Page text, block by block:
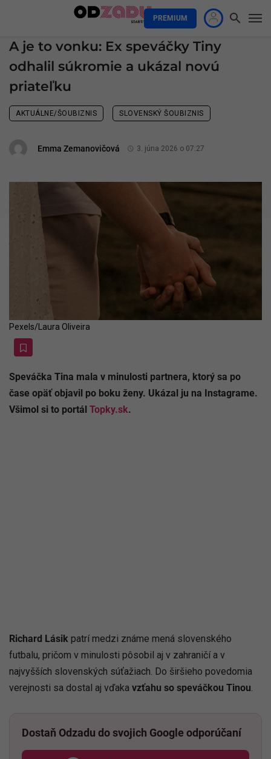
PREMIUM
A je to vonku: Ex speváčky Tiny
odhalil súkromie a ukázal novú
priateľku
AKTUÁLNE/ŠOUBIZNIS SLOVENSKÝ ŠOUBIZNIS
Emma Zemanovičová 3. júna 2026 o 07:27
Pexels/Laura Oliveira
Speváčka Tina mala v minulosti partnera, ktorý sa po
čase opäť objavil po boku ženy. Ukázal ju na Instagrame.
Všimol si to portál Topky.sk.
Richard Lásik patrí medzi známe mená slovenského
futbalu, pričom v minulosti pôsobil aj v zahraničí a v
najvyšších slovenských súťažiach. Do širšieho povedomia
verejnosti sa dostal aj vďaka vzťahu so speváčkou Tinou.
Dostaň Odzadu do svojich Google odporúčaní